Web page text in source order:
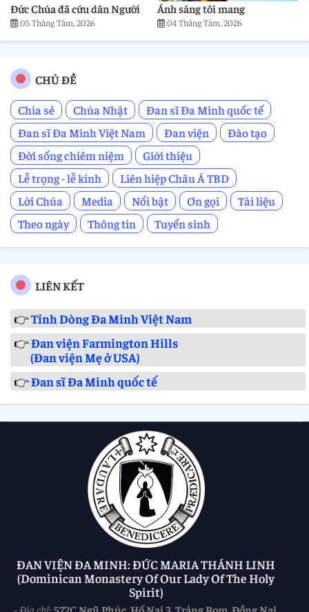
Đức Chúa đã cứu dân Người
05 Tháng Tám, 2026
Ánh sáng tôi mang
04 Tháng Tám, 2026
CHỦ ĐỀ
Chia sẻ
Chúa Nhật
Đan sĩ Đa Minh quốc tế
Đan sĩ Đa Minh Việt Nam
Đan viện
Đào tạo
Đời sống chiêm niệm
Giới thiệu
Lễ trọng - lễ kính
Liên hiệp Châu Á TBD
Lời Chúa
Media Nổi bật Ơn gọi
Tài liệu
Theo ngày
Thông tin Tuyển sinh
LIÊN KẾT
👉Tỉnh Dòng Đa Minh Việt Nam
👉Đan viện Farmington Hills
(Đan viện Mẹ ở USA)
👉Đan sĩ Đa Minh quốc tế
ĐAN VIỆN ĐA MINH: ĐỨC MARIA THÁNH LINH
(Dominican Monastery Of Our Lady Of The Holy
Spirit)
- Địa chỉ: 572C Ngũ Phúc, Hố Nai 3, Trảng Bom, Đồng Nai,